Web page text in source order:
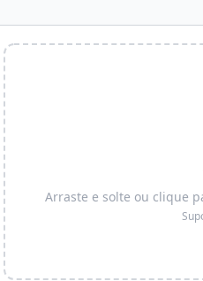
Arraste e solte ou clique